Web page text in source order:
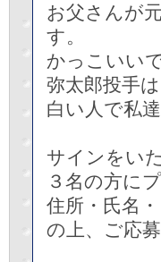
お父さんが
す。
かっこいい
弥太郎投手
白い人で私
サインをい
３名の方に
住所・氏名
の上、ご応